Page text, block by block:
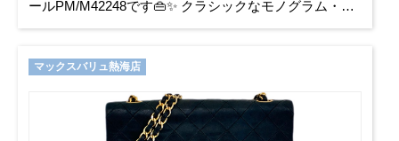
ールPM/M42248です👜✨ クラシックなモノグラム・キ
ャンバスを使用したショルダーバッグで、
マックスバリュ熱海店